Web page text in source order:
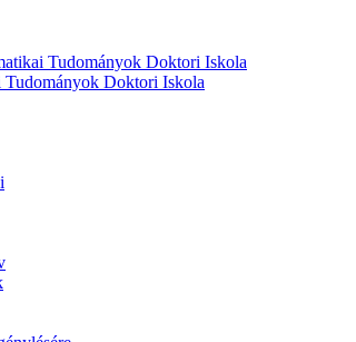
Tudományok Doktori Iskola
Tudományok Doktori Iskola